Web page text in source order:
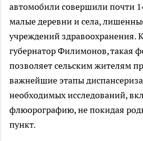
автомобили совершили почти
малые деревни и села,
учреждений здравоохранения.
губернатор Филимонов, такая
позволяет сельским жителям
важнейшие этапы
необходимых исследований,
флюорографию, не покидая
пункт.